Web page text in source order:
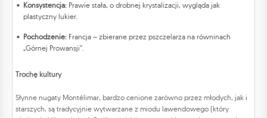
Konsystencja: Prawie stała, o drobnej krystalizacji, wygląda jak
plastyczny lukier.
Pochodzenie: Francja – zbierane przez pszczelarza na równinach
„Górnej Prowansji”.
Trochę kultury
Słynne nugaty Montélimar, bardzo cenione zarówno przez młodych, jak i
starszych, są tradycyjnie wytwarzane z miodu lawendowego (który